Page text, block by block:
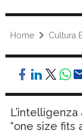
Home Cultura
“one size fits